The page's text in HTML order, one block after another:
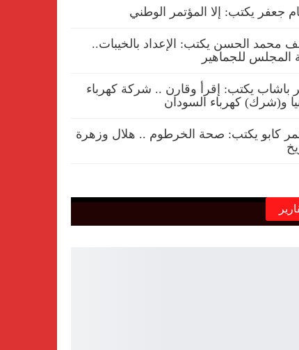
جعفر يكتب: إلا المؤتمر الوطني
محمد الحسن يكتب: الإعداد بالخيبات..
المجلس للجماهير
باشاب يكتب: إقرأ وقارن .. شركة كهرباء
و(شرك) كهرباء السودان
كابو يكتب: صحة الخرطوم .. هلال وزهرة